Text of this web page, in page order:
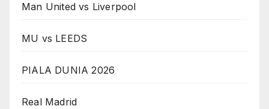
Man United vs Liverpool
MU vs LEEDS
PIALA DUNIA 2026
Real Madrid